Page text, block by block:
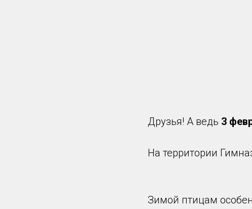
Друзья! А ведь 3
На территории
Зимой птицам